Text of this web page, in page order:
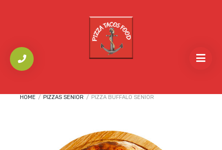
HOME / PIZZAS SENIOR / PIZZA BUFFALO SENIOR